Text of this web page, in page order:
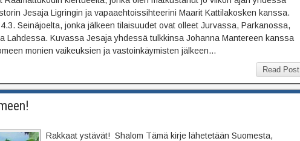
Jesaja Ligringin ja vapaaehtoissihteerini Maarit Kattilakosken kanssa.
Seinäjoelta, jonka jälkeen tilaisuudet ovat olleet Jurvassa, Parkanossa,
Lahdessa. Kuvassa Jesaja yhdessä tulkkinsa Johanna Mantereen kanssa
monien vaikeuksien ja vastoinkäymisten jälkeen…
Read Post
Rakkaat ystävät! Shalom Tämä kirje lähetetään Suomesta,